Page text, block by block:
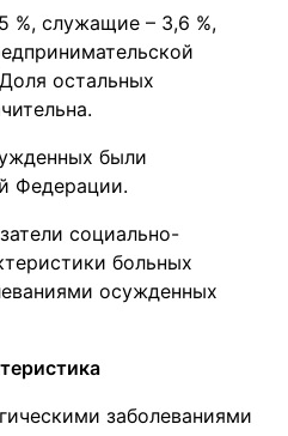
%, служащие – 3,6 %,
остальных
были
Федерации.
социально-
больных
осужденных
заболеваниями